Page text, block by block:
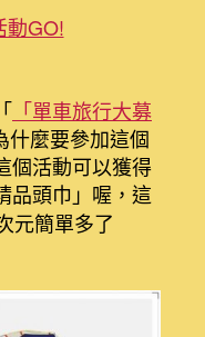
募
集
單
車
環
島
「單車旅行大募
什麼要參加這個
個活動可以獲得
品頭巾」喔，這
元簡單多了